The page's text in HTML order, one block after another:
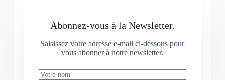
Abonnez-vous à la Newsletter.
Saisissez votre adresse e-mail ci-dessous pour
vous abonner à notre newsletter.